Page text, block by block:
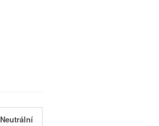
Neutrální